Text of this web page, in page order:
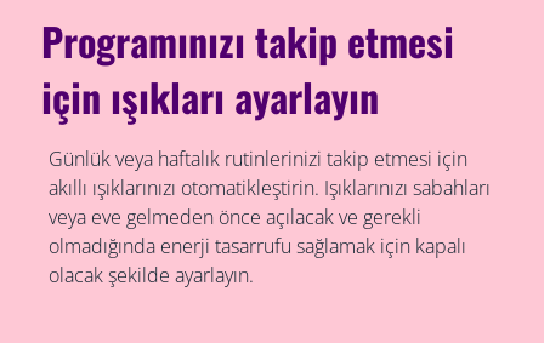
Programınızı takip etmesi
için ışıkları ayarlayın
Günlük veya haftalık rutinlerinizi takip etmesi için
akıllı ışıklarınızı otomatikleştirin. Işıklarınızı sabahları
veya eve gelmeden önce açılacak ve gerekli
olmadığında enerji tasarrufu sağlamak için kapalı
olacak şekilde ayarlayın.